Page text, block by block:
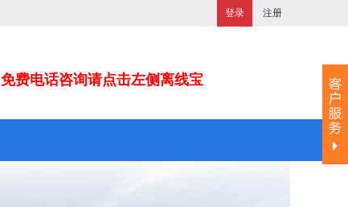
登录 注册
免费电话咨询请点击左侧离线宝